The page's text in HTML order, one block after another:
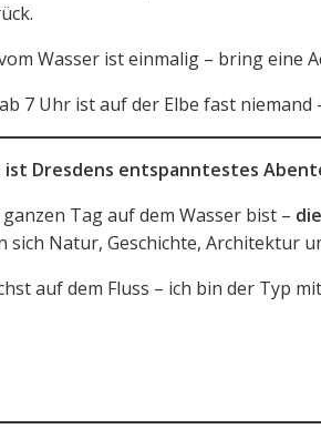
Wasser ist einmalig – bring eine
7 Uhr ist auf der Elbe fast niemand
ist Dresdens entspanntestes
Tag auf dem Wasser bist –
sich Natur, Geschichte, Architektur
auf dem Fluss – ich bin der Typ